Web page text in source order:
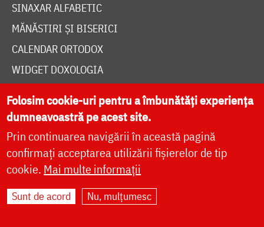
SINAXAR ALFABETIC
MĂNĂSTIRI ȘI BISERICI
CALENDAR ORTODOX
WIDGET DOXOLOGIA
DESPRE NOI
POLITICA DE COOKIES
Folosim cookie-uri pentru a îmbunătăți experiența
dumneavoastră pe acest site.
Prin continuarea navigării în această pagină
confirmați acceptarea utilizării fișierelor de tip
cookie. Mai multe informații
Sunt de acord Nu, mulțumesc